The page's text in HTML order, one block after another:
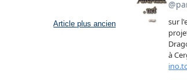
Article plus ancien